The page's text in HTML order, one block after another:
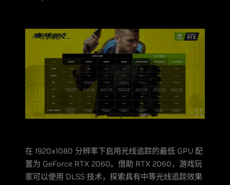
在 1920x1080 分辨率下启用光线追踪的最低 GPU 配
置为 GeForce RTX 2060。借助 RTX 2060，游戏玩
家可以使用 DLSS 技术，探索具有中等光线追踪效果